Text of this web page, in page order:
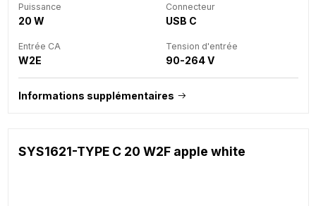
Puissance
20 W
Connecteur
USB C
Entrée CA
W2E
Tension d'entrée
90-264 V
Informations supplémentaires
SYS1621-TYPE C 20 W2F apple white